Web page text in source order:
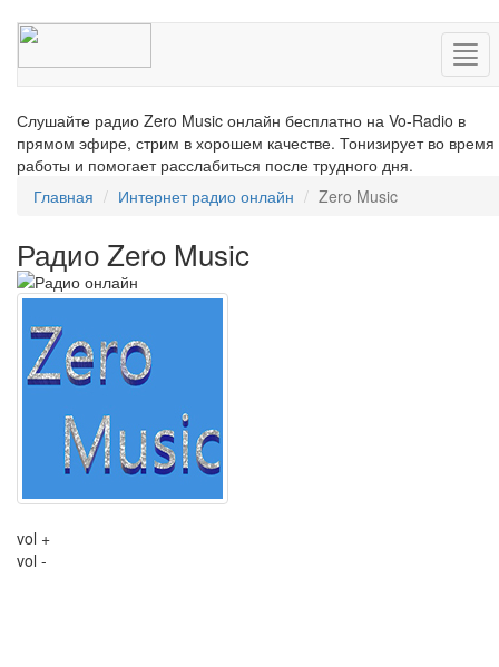
Слушайте радио Zero Music онлайн бесплатно на Vo-Radio в
прямом эфире, стрим в хорошем качестве. Тонизирует во время
работы и помогает расслабиться после трудного дня.
Главная
Интернет радио онлайн Zero Music
Радио Zero Music
vol +
vol -